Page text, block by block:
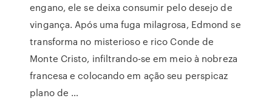
engano, ele se deixa consumir pelo desejo de
vingança. Após uma fuga milagrosa, Edmond se
transforma no misterioso e rico Conde de
Monte Cristo, infiltrando-se em meio à nobreza
francesa e colocando em ação seu perspicaz
plano de …